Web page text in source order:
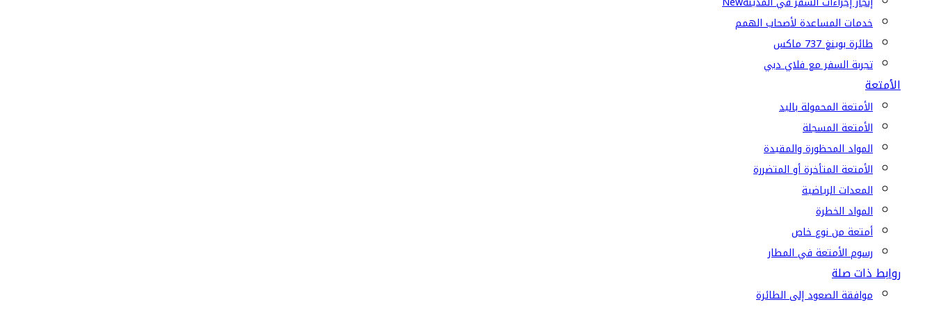
خدمات المساعدة لأصحاب الهمم
طائرة بوينغ 737 ماكس
تجربة السفر مع فلاي دبي
الأمتعة
الأمتعة المحمولة باليد
الأمتعة المسجلة
المواد المحظورة والمقيدة
الأمتعة المتأخرة أو المتضررة
المعدات الرياضية
المواد الخطرة
أمتعة من نوع خاص
رسوم الأمتعة في المطار
روابط ذات صلة
موافقة الصعود إلى الطائرة